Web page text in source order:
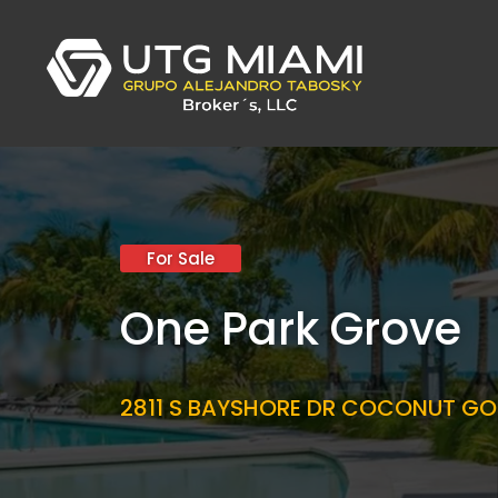
For Sale
One Park Grove
2811 S BAYSHORE DR COCONUT